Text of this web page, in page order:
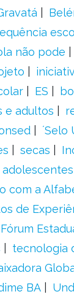
não pode
ES
e adultos
´Selo
secas
com a
de
Fórum
tecnologia
BA